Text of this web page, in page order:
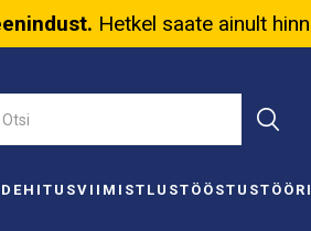
Hetkel saate ainult
VIIMISTLUSTÖÖSTUS